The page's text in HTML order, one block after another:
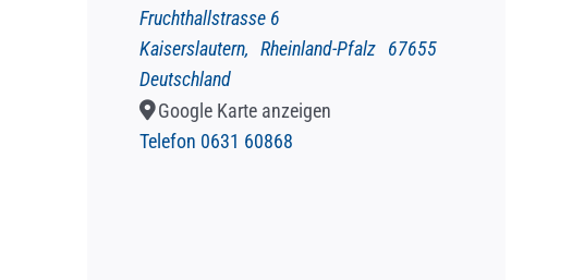
Fruchthallstrasse 6
Kaiserslautern, Rheinland-Pfalz 67655
Deutschland
Google Karte anzeigen
Telefon 0631 60868